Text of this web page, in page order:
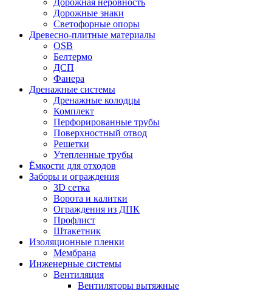
Дорожная неровность
Дорожные знаки
Светофорные опоры
Древесно-плитные материалы
OSB
Белтермо
ДСП
Фанера
Дренажные системы
Дренажные колодцы
Комплект
Перфорированные трубы
Поверхностный отвод
Решетки
Утепленные трубы
Ёмкости для отходов
Заборы и ограждения
3D сетка
Ворота и калитки
Ограждения из ДПК
Профлист
Штакетник
Изоляционные пленки
Мембрана
Инженерные системы
Вентиляция
Вентиляторы вытяжные